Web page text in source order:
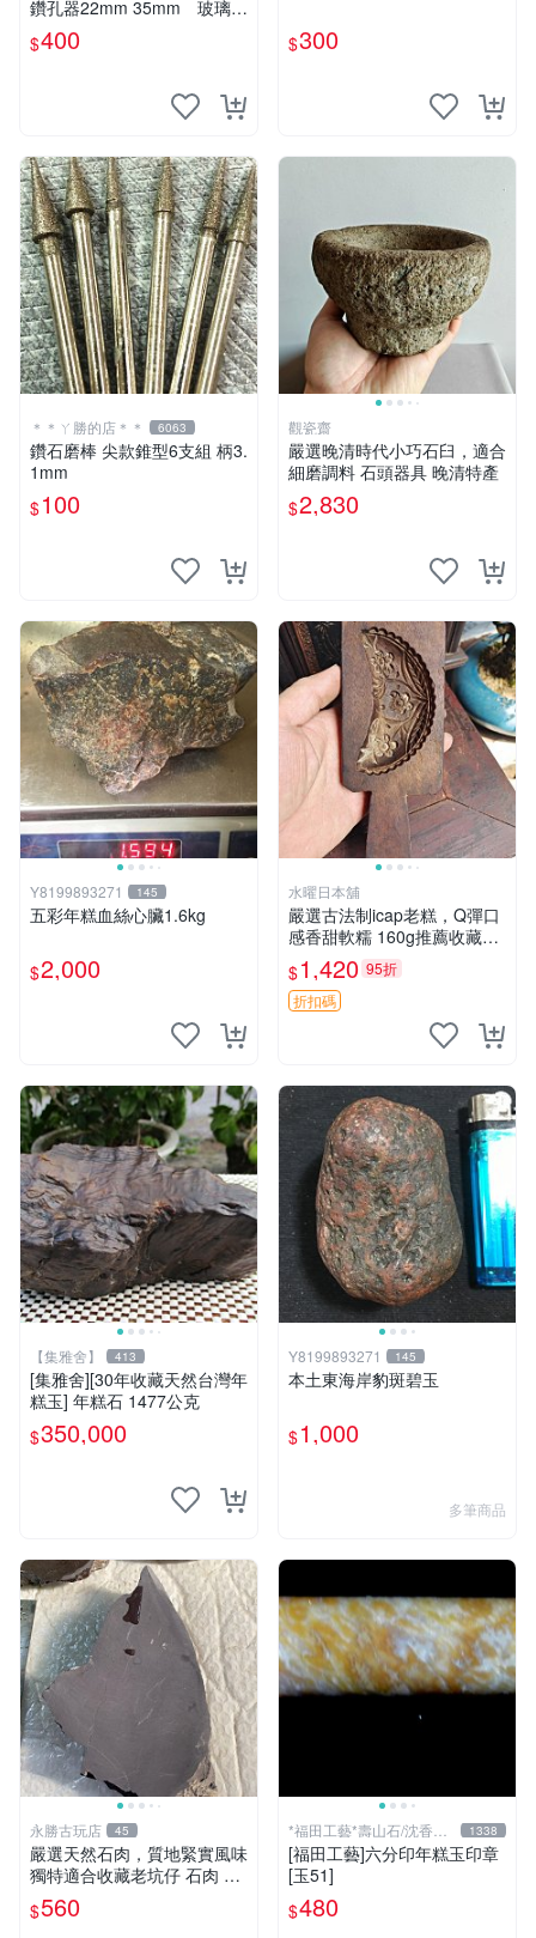
鑽孔器22mm 35mm 玻璃玉
石等硬物使用～
$400 $300
＊＊ㄚ勝的店＊＊ 6063
鑽石磨棒 尖款錐型6支組 柄3.
1mm
$100
觀瓷齋
嚴選晚清時代小巧石臼，適合
細磨調料 石頭器具 晚清特產
$2,830
Y8199893271 145
五彩年糕血絲心臟1.6kg
$2,000
水曜日本舖
嚴選古法制icap老糕，Q彈口
感香甜軟糯 160g推薦收藏伴
手禮 米糕 老糕 贈品
$1,420 95折
折扣碼
【集雅舍】 413
[集雅舍][30年收藏天然台灣年
糕玉] 年糕石 1477公克
$350,000
Y8199893271 145
本土東海岸豹斑碧玉
$1,000
多筆商品
永勝古玩店 45
嚴選天然石肉，質地緊實風味
獨特適合收藏老坑仔 石肉 老
坑 杜鵑花
$560
*福田工藝*壽山石/沈香檀
香
1338
[福田工藝]六分印年糕玉印章
[玉51]
$480